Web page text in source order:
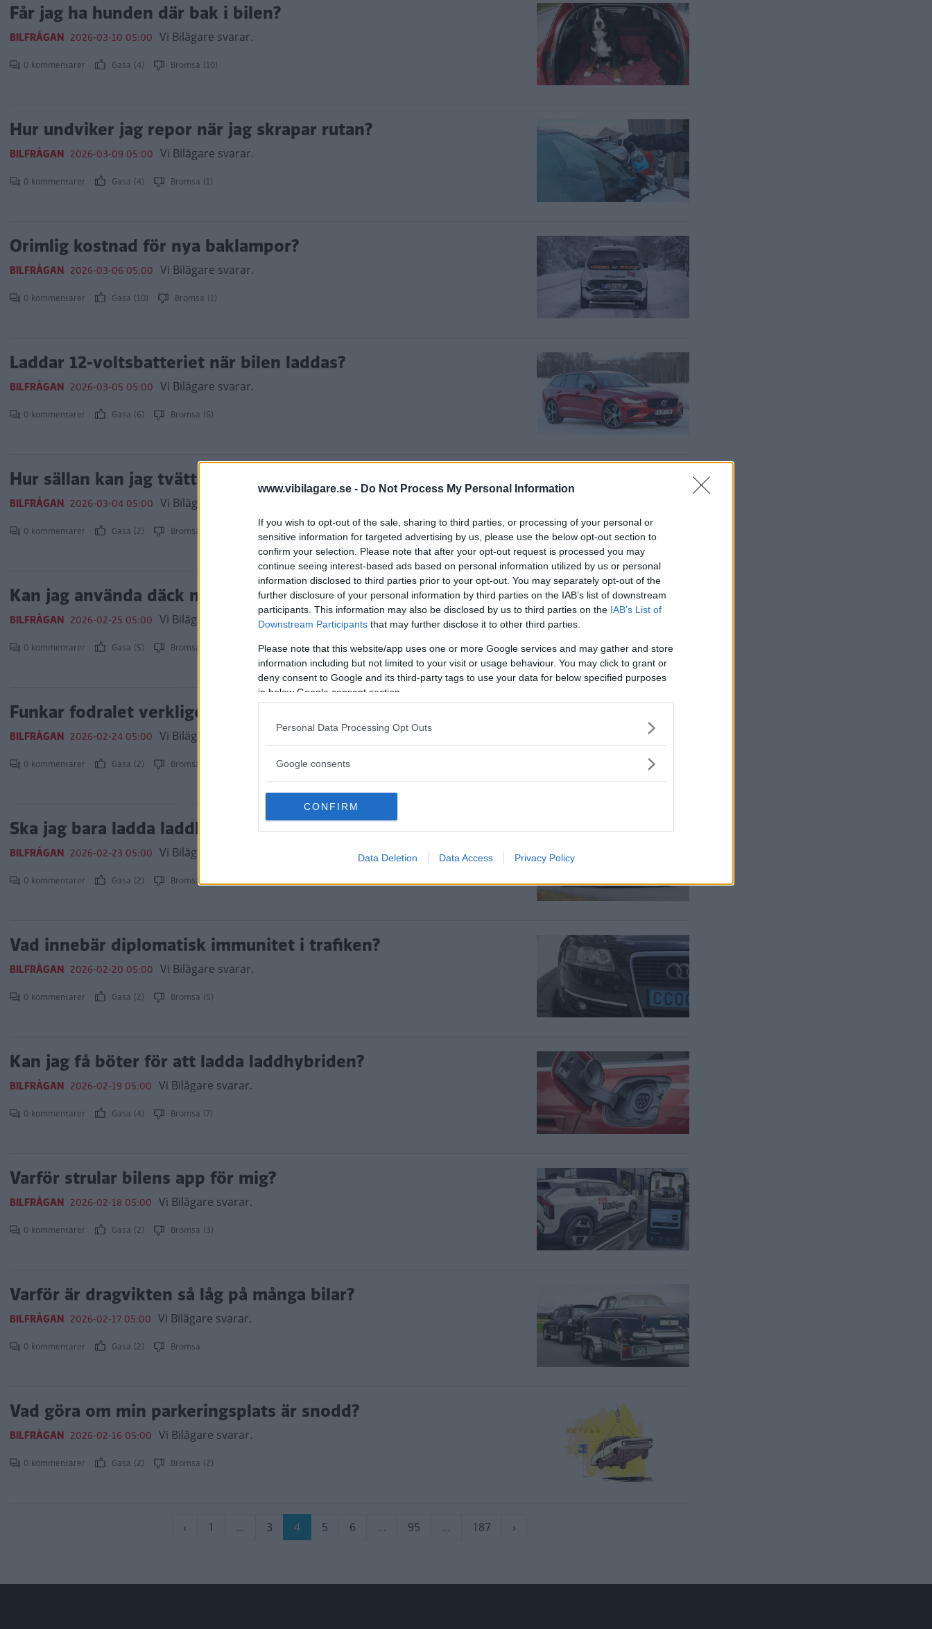
www.vibilagare.se - Do Not Process My Personal Information
If you wish to opt-out of the sale, sharing to third parties, or processing of your personal or
sensitive information for targeted advertising by us, please use the below opt-out section to
confirm your selection. Please note that after your opt-out request is processed you may
continue seeing interest-based ads based on personal information utilized by us or personal
information disclosed to third parties prior to your opt-out. You may separately opt-out of the
further disclosure of your personal information by third parties on the IAB’s list of downstream
participants. This information may also be disclosed by us to third parties on the IAB’s List of
Downstream Participants that may further disclose it to other third parties.
Please note that this website/app uses one or more Google services and may gather and store
information including but not limited to your visit or usage behaviour. You may click to grant or
deny consent to Google and its third-party tags to use your data for below specified purposes
in below Google consent section.
Personal Data Processing Opt Outs
Google consents
CONFIRM
Data Deletion Data Access Privacy Policy
Får jag ha hunden där bak i bilen?
BILFRÅGAN 2026-03-10 05:00 Vi Bilägare svarar.
0 kommentarer Gasa (4) Bromsa (10)
Hur undviker jag repor när jag skrapar rutan?
BILFRÅGAN 2026-03-09 05:00 Vi Bilägare svarar.
0 kommentarer Gasa (4) Bromsa (1)
Orimlig kostnad för nya baklampor?
BILFRÅGAN 2026-03-06 05:00 Vi Bilägare svarar.
0 kommentarer Gasa (10) Bromsa (1)
Laddar 12-voltsbatteriet när bilen laddas?
BILFRÅGAN 2026-03-05 05:00 Vi Bilägare svarar.
0 kommentarer Gasa (6) Bromsa (6)
Hur sällan kan jag tvätta bilen?
BILFRÅGAN 2026-03-04 05:00 Vi Bilägare svarar.
0 kommentarer Gasa (2) Bromsa (3)
Kan jag använda däck med olika hastighetsindex?
BILFRÅGAN 2026-02-25 05:00 Vi Bilägare svarar.
0 kommentarer Gasa (5) Bromsa (2)
Funkar fodralet verkligen för bilnyckeln?
BILFRÅGAN 2026-02-24 05:00 Vi Bilägare svarar.
0 kommentarer Gasa (2) Bromsa (1)
Ska jag bara ladda laddhybriden till 80 procent?
BILFRÅGAN 2026-02-23 05:00 Vi Bilägare svarar.
0 kommentarer Gasa (2) Bromsa (2)
Vad innebär diplomatisk immunitet i trafiken?
BILFRÅGAN 2026-02-20 05:00 Vi Bilägare svarar.
0 kommentarer Gasa (2) Bromsa (5)
Kan jag få böter för att ladda laddhybriden?
BILFRÅGAN 2026-02-19 05:00 Vi Bilägare svarar.
0 kommentarer Gasa (4) Bromsa (7)
Varför strular bilens app för mig?
BILFRÅGAN 2026-02-18 05:00 Vi Bilägare svarar.
0 kommentarer Gasa (2) Bromsa (3)
Varför är dragvikten så låg på många bilar?
BILFRÅGAN 2026-02-17 05:00 Vi Bilägare svarar.
0 kommentarer Gasa (2) Bromsa
Vad göra om min parkeringsplats är snodd?
BILFRÅGAN 2026-02-16 05:00 Vi Bilägare svarar.
0 kommentarer Gasa (2) Bromsa (2)
Föregående
‹ Sida
1 … Sida
3
Nuvarande
4 Sida
5 Sida
6 … Sida
95 … Sida
187
Nästa
›